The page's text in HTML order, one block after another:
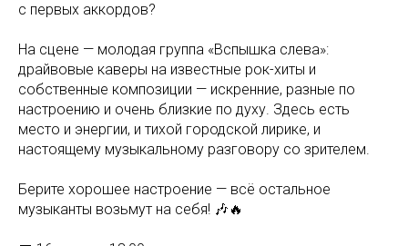
с первых аккордов?
На сцене — молодая группа «Вспышка слева»:
драйвовые каверы на известные рок-хиты и
собственные композиции — искренние, разные по
настроению и очень близкие по духу. Здесь есть
место и энергии, и тихой городской лирике, и
настоящему музыкальному разговору со зрителем.
Берите хорошее настроение — всё остальное
музыканты возьмут на себя! 🎶🔥